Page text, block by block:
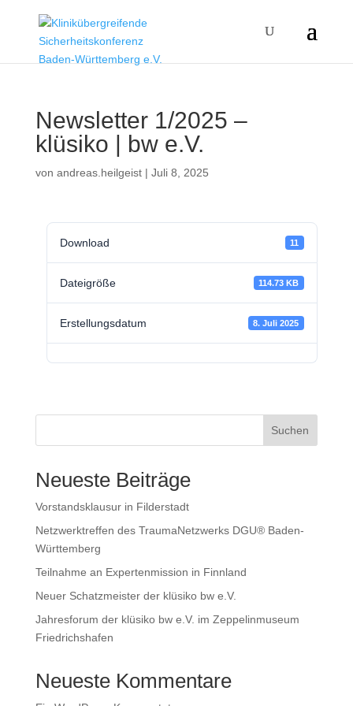
Newsletter 1/2025 –
klüsiko | bw e.V.
von andreas.heilgeist| Juli 8, 2025
Download 11
Dateigröße 114.73 KB
Erstellungsdatum 8. Juli 2025
Suchen
Neueste Beiträge
Vorstandsklausur in Filderstadt
Netzwerktreffen des TraumaNetzwerks DGU® Baden-
Württemberg
Teilnahme an Expertenmission in Finnland
Neuer Schatzmeister der klüsiko bw e.V.
Jahresforum der klüsiko bw e.V. im Zeppelinmuseum
Friedrichshafen
Neueste Kommentare